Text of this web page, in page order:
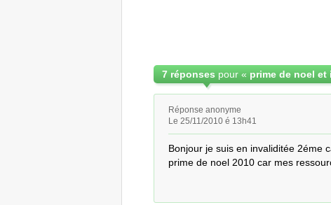
7 réponses pour « prime de noel et
Réponse anonyme
Le 25/11/2010 é 13h41
Bonjour je suis en invaliditée 2éme
prime de noel 2010 car mes